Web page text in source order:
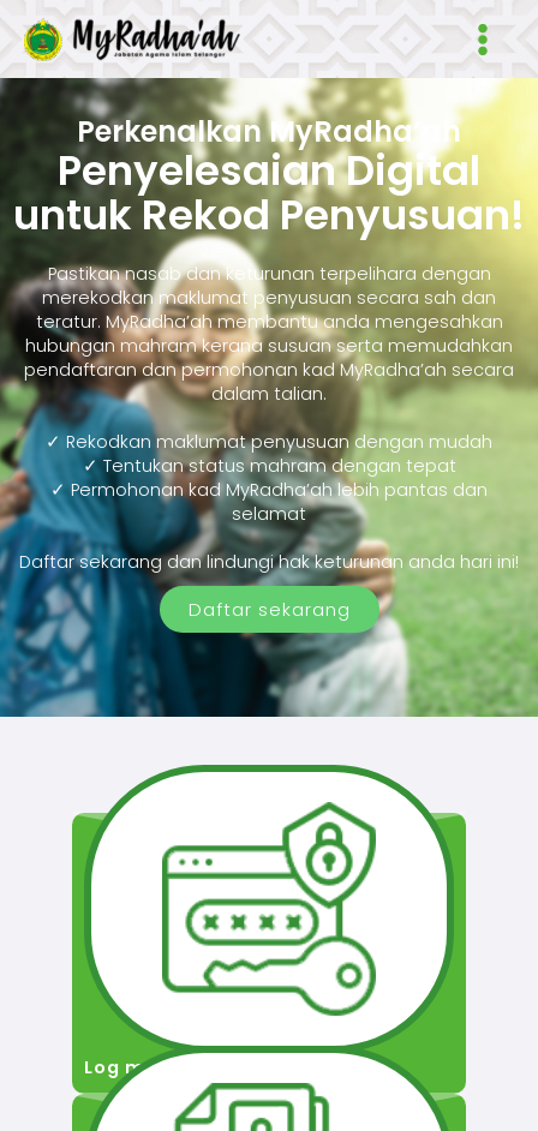
Main
Perkenalkan MyRadha’ah
Penyelesaian Digital
untuk Rekod Penyusuan!
Pastikan nasab dan keturunan terpelihara dengan
merekodkan maklumat penyusuan secara sah dan
teratur. MyRadha’ah membantu anda mengesahkan
hubungan mahram kerana susuan serta memudahkan
pendaftaran dan permohonan kad MyRadha’ah secara
dalam talian.
✓ Rekodkan maklumat penyusuan dengan mudah
✓ Tentukan status mahram dengan tepat
✓ Permohonan kad MyRadha’ah lebih pantas dan
selamat
Daftar sekarang dan lindungi hak keturunan anda hari ini!
Daftar sekarang
Log masuk